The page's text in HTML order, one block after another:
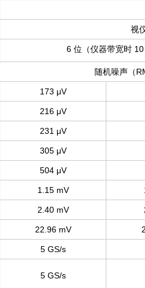
视
6 位（仪器带宽时
随机噪声（
173 μV
216 μV
231 μV
305 μV
504 μV
1.15 mV
2.40 mV
22.96 mV
5 GS/s
5 GS/s